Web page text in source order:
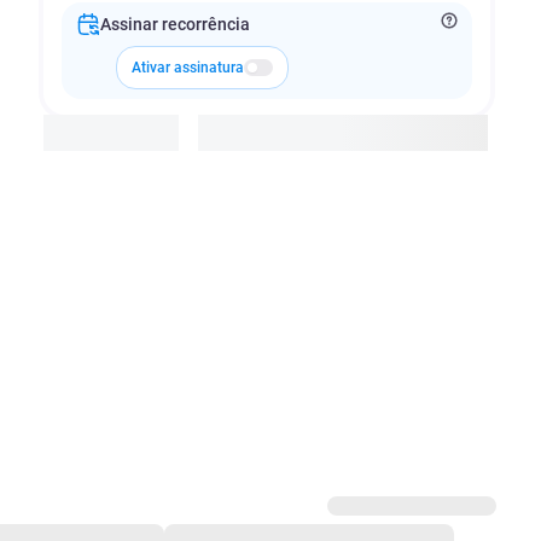
Assinar recorrência
Ativar assinatura